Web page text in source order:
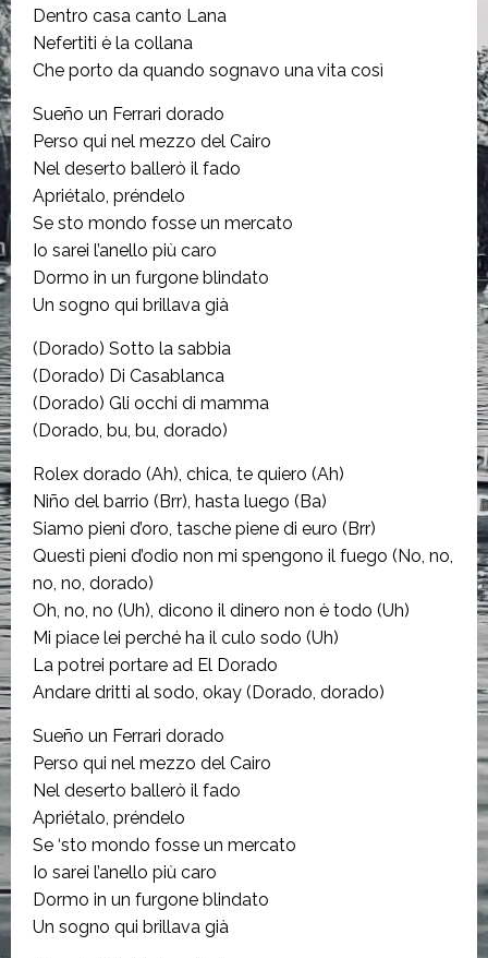
Dentro casa canto Lana
Nefertiti è la collana
Che porto da quando sognavo una vita così
Sueño un Ferrari dorado
Perso qui nel mezzo del Cairo
Nel deserto ballerò il fado
Apriétalo, préndelo
Se sto mondo fosse un mercato
Io sarei l’anello più caro
Dormo in un furgone blindato
Un sogno qui brillava già
(Dorado) Sotto la sabbia
(Dorado) Di Casablanca
(Dorado) Gli occhi di mamma
(Dorado, bu, bu, dorado)
Rolex dorado (Ah), chica, te quiero (Ah)
Niño del barrio (Brr), hasta luego (Ba)
Siamo pieni d’oro, tasche piene di euro (Brr)
Questi pieni d’odio non mi spengono il fuego (No, no,
no, no, dorado)
Oh, no, no (Uh), dicono il dinero non è todo (Uh)
Mi piace lei perché ha il culo sodo (Uh)
La potrei portare ad El Dorado
Andare dritti al sodo, okay (Dorado, dorado)
Sueño un Ferrari dorado
Perso qui nel mezzo del Cairo
Nel deserto ballerò il fado
Apriétalo, préndelo
Se ‘sto mondo fosse un mercato
Io sarei l’anello più caro
Dormo in un furgone blindato
Un sogno qui brillava già